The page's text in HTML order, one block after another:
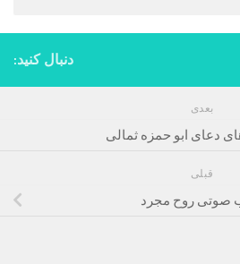
دنبال کنید:
بعدی
دعای ابو حمزه ثمالی
قبلی
صوتی روح مجرد